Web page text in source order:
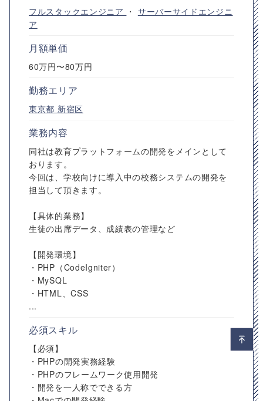
フルスタックエンジニア ・ サーバーサイドエンジニ
ア
月額単価
60万円〜80万円
勤務エリア
東京都 新宿区
業務内容
同社は教育プラットフォームの開発をメインとして
おります。
今回は、学校向けに導入中の校務システムの開発を
担当して頂きます。
【具体的業務】
生徒の出席データ、成績表の管理など
【開発環境】
・PHP（CodeIgniter）
・MySQL
・HTML、CSS
...
必須スキル
【必須】
・PHPの開発実務経験
・PHPのフレームワーク使用開発
・開発を一人称でできる方